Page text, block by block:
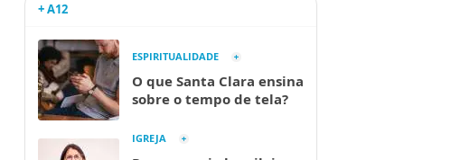
+ A12
ESPIRITUALIDADE
O que Santa Clara ensina
sobre o tempo de tela?
IGREJA